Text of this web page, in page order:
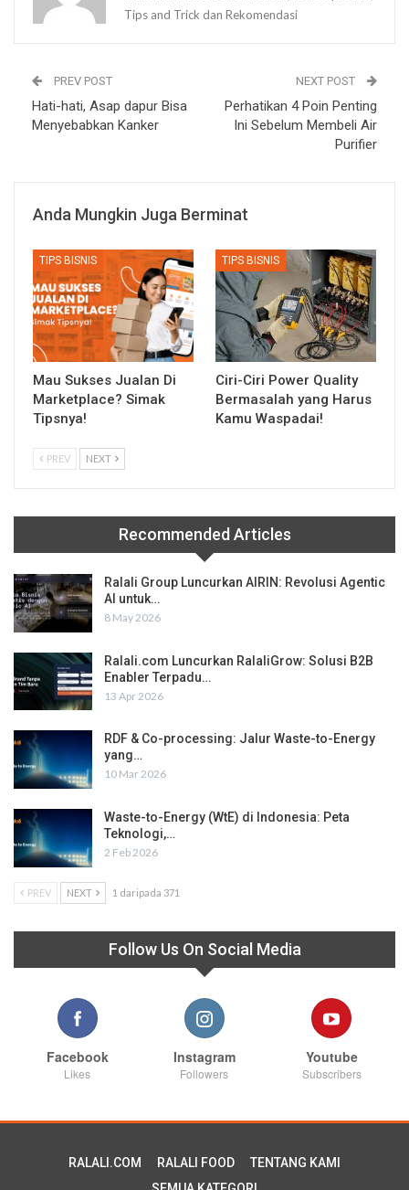
Tips and Trick dan Rekomendasi
PREV POST
Hati-hati, Asap dapur Bisa
Menyebabkan Kanker
NEXT POST
Perhatikan 4 Poin Penting
Ini Sebelum Membeli Air
Purifier
Anda Mungkin Juga Berminat
TIPS BISNIS
Mau Sukses Jualan Di
Marketplace? Simak
Tipsnya!
TIPS BISNIS
Ciri-Ciri Power Quality
Bermasalah yang Harus
Kamu Waspadai!
PREV NEXT
Recommended Articles
Ralali Group Luncurkan AIRIN: Revolusi Agentic
AI untuk…
8 May 2026
Ralali.com Luncurkan RalaliGrow: Solusi B2B
Enabler Terpadu…
13 Apr 2026
RDF & Co-processing: Jalur Waste-to-Energy
yang…
10 Mar 2026
Waste-to-Energy (WtE) di Indonesia: Peta
Teknologi,…
2 Feb 2026
PREV NEXT 1 daripada 371
Follow Us On Social Media
Facebook
Likes
Instagram
Followers
Youtube
Subscribers
RALALI.COM RALALI FOOD
TENTANG KAMI